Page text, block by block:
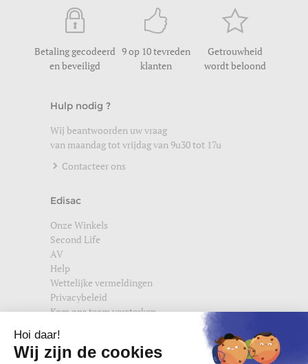
Betaling gecodeerd
en beveiligd
9 op 10 tevreden
klanten
Getrouwheid
wordt beloond
Hulp nodig ?
Wij beantwoorden uw vraag
van maandag tot vrijdag van 9u30 tot 17u
Contacteer ons
Edisac
Onze Winkels
Second Life
AV
Help
Wettelijke vermeldingen
Privacybeleid
Kom ons team versterken
Vind ons ook terug opedisac.com enedisac.nl.